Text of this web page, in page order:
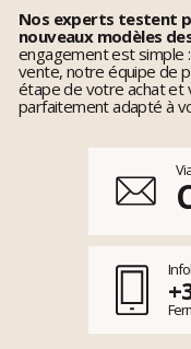
Tuto Glisshop :
Nos experts testent
nouveaux modèles
engagement est simple
vente, notre équipe de
étape de votre achat et
parfaitement adapté à